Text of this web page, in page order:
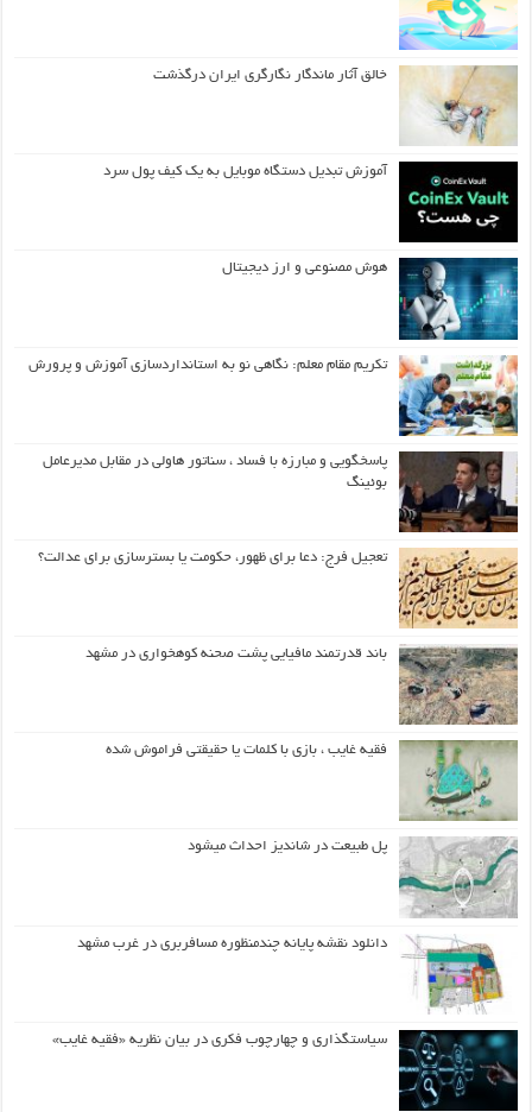
خالق آثار ماندگار نگارگری ایران درگذشت
آموزش تبدیل دستگاه موبایل به یک کیف‌ پول سرد
هوش مصنوعی و ارز دیجیتال
تکریم مقام معلم: نگاهی نو به استانداردسازی آموزش و پرورش
پاسخگویی و مبارزه با فساد ، سناتور هاولی در مقابل مدیرعامل
بوئینگ
تعجیل فرج: دعا برای ظهور، حکومت یا بسترسازی برای عدالت؟
باند قدرتمند مافیایی پشت صحنه کوهخواری در مشهد
فقیه غایب ، بازی با کلمات یا حقیقتی فراموش شده
پل طبیعت در شاندیز احداث میشود
دانلود نقشه پایانه چندمنظوره مسافربری در غرب مشهد
سیاستگذاری و چهارچوب فکری در بیان نظریه «فقیه غایب»